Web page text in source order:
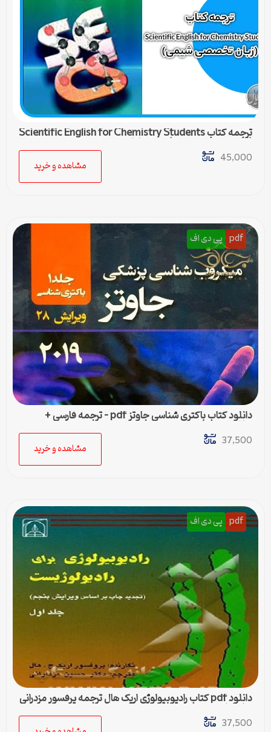
ترجمه کتاب Scientific English for Chemistry Students
(زبان تخصصی شیمی) – درس اول
45,000
مشاهده و خرید
pdf پی دی اف
دانلود کتاب باکتری شناسی جاوتز pdf – ترجمه فارسی +
خلاصه
37,500
مشاهده و خرید
pdf پی دی اف
دانلود pdf کتاب رادیوبیولوژی اریک هال ترجمه پرفسور مزدرانی
جلد اول و دوم
37,500